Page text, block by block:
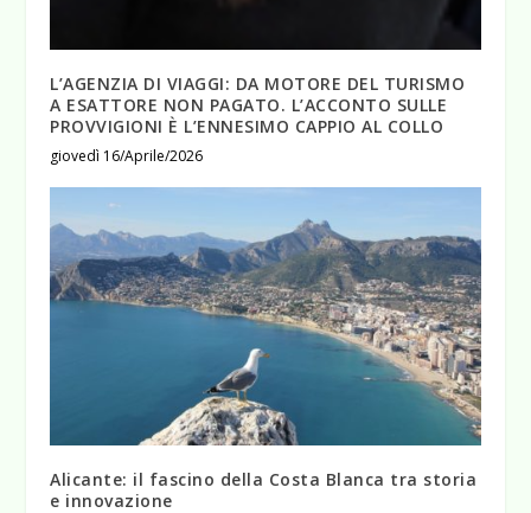
L’AGENZIA DI VIAGGI: DA MOTORE DEL TURISMO
A ESATTORE NON PAGATO. L’ACCONTO SULLE
PROVVIGIONI È L’ENNESIMO CAPPIO AL COLLO
giovedì 16/Aprile/2026
Alicante: il fascino della Costa Blanca tra storia
e innovazione